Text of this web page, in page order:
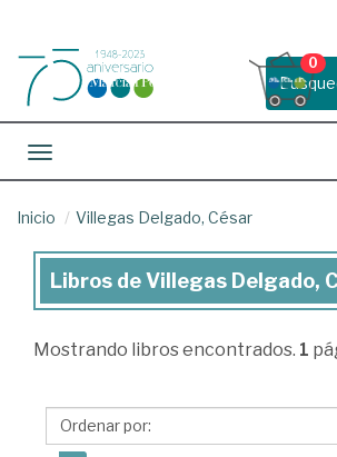
0
Toggle navigation
Inicio Villegas Delgado, César
Libros
Villegas
César
Libros de Villegas Delgado,
Mostrando libros encontrados. 1